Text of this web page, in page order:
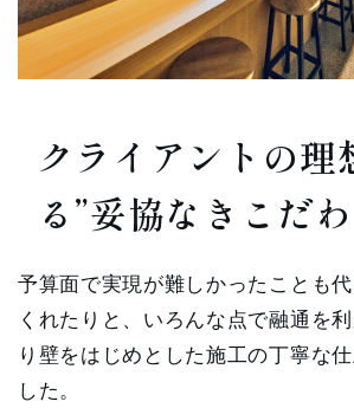
クライアントの理
る”妥協なきこだ
予算面で実現が難しかったことも
くれたりと、いろんな点で融通を
り壁をはじめとした施工の丁寧な
した。